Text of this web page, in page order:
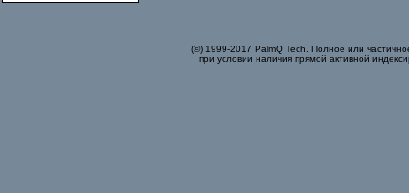
(©) 1999-2017 PalmQ Tech. Полное или
при условии наличия прямой активной